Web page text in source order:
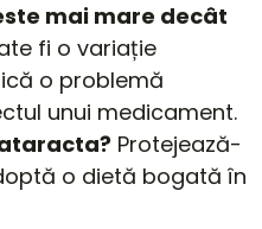
mai mare decât
fi o variație
o problemă
unui medicament.
Protejează-
o dietă bogată în